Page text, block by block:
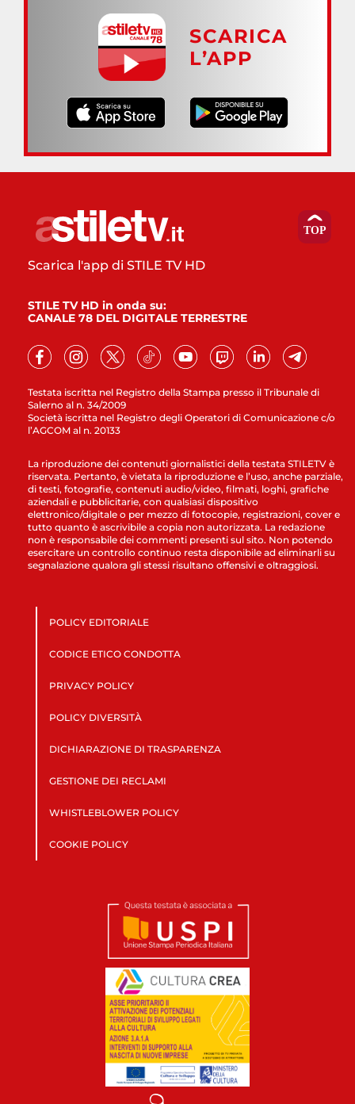
SCARICA
L’APP
Testata iscritta nel Registro della Stampa presso il Tribunale di
Salerno al n. 34/2009
Società iscritta nel Registro degli Operatori di Comunicazione c/o
l’AGCOM al n. 20133
Scarica l'app di STILE TV HD
STILE TV HD in onda su:
CANALE 78 DEL DIGITALE TERRESTRE
La riproduzione dei contenuti giornalistici della testata STILETV è
riservata. Pertanto, è vietata la riproduzione e l’uso, anche parziale,
di testi, fotografie, contenuti audio/video, filmati, loghi, grafiche
aziendali e pubblicitarie, con qualsiasi dispositivo
elettronico/digitale o per mezzo di fotocopie, registrazioni, cover e
tutto quanto è ascrivibile a copia non autorizzata. La redazione
non è responsabile dei commenti presenti sul sito. Non potendo
esercitare un controllo continuo resta disponibile ad eliminarli su
segnalazione qualora gli stessi risultano offensivi e oltraggiosi.
POLICY EDITORIALE
CODICE ETICO CONDOTTA
PRIVACY POLICY
POLICY DIVERSITÀ
DICHIARAZIONE DI TRASPARENZA
GESTIONE DEI RECLAMI
WHISTLEBLOWER POLICY
COOKIE POLICY